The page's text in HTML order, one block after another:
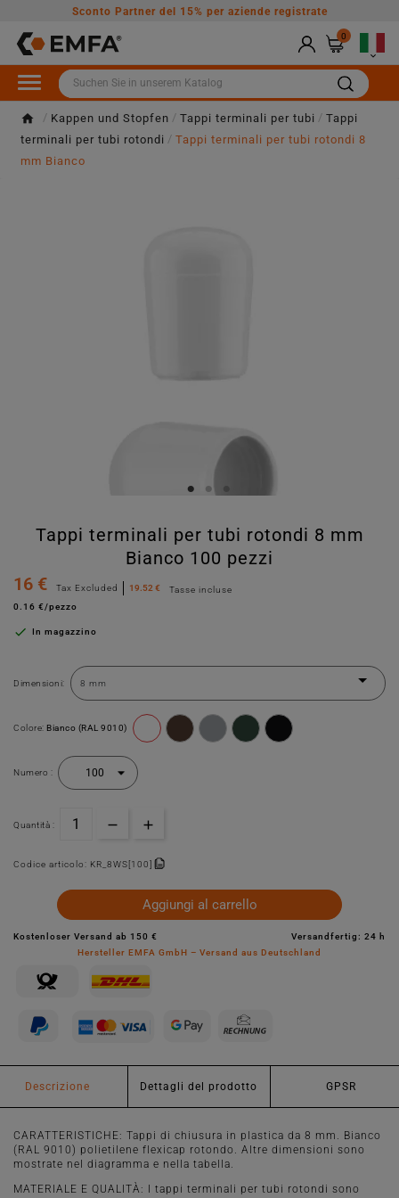
Sconto Partner del 15% per aziende registrate
0

Kappen und Stopfen Tappi terminali per tubi
Tappi
terminali per tubi rotondi
Tappi terminali per tubi rotondi 8
mm Bianco
Tappi terminali per tubi rotondi 8 mm
Bianco 100 pezzi
16 €
Tax Excluded 19.52 €
Tasse incluse
0.16 €/pezzo
 In magazzino
Dimensioni:
Colore: Bianco (RAL 9010)
Numero :
Quantità :
Codice articolo: KR_8WS[100]
Aggiungi al carrello
Kostenloser Versand ab 150 €
Versandfertig: 24 h
Hersteller EMFA GmbH – Versand aus Deutschland
Descrizione Dettagli del prodotto GPSR
CARATTERISTICHE: Tappi di chiusura in plastica da 8 mm. Bianco
(RAL 9010) polietilene flexicap rotondo. Altre dimensioni sono
mostrate nel diagramma e nella tabella.
MATERIALE E QUALITÀ: I tappi terminali per tubi rotondi sono